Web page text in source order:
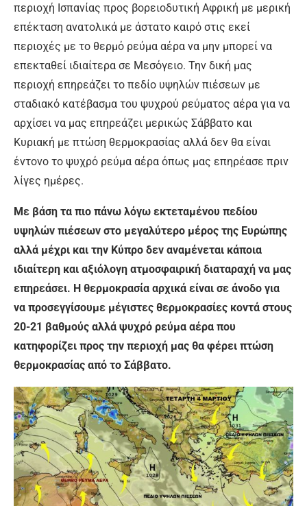
περιοχή Ισπανίας προς βορειοδυτική Αφρική με μερική
επέκταση ανατολικά με άστατο καιρό στις εκεί
περιοχές με το θερμό ρεύμα αέρα να μην μπορεί να
επεκταθεί ιδιαίτερα σε Μεσόγειο. Την δική μας
περιοχή επηρεάζει το πεδίο υψηλών πιέσεων με
σταδιακό κατέβασμα του ψυχρού ρεύματος αέρα για να
αρχίσει να μας επηρεάζει μερικώς Σάββατο και
Κυριακή με πτώση θερμοκρασίας αλλά δεν θα είναι
έντονο το ψυχρό ρεύμα αέρα όπως μας επηρέασε πριν
λίγες ημέρες.
Με βάση τα πιο πάνω λόγω εκτεταμένου πεδίου
υψηλών πιέσεων στο μεγαλύτερο μέρος της Ευρώπης
αλλά μέχρι και την Κύπρο δεν αναμένεται κάποια
ιδιαίτερη και αξιόλογη ατμοσφαιρική διαταραχή να μας
επηρεάσει. Η θερμοκρασία αρχικά είναι σε άνοδο για
να προσεγγίσουμε μέγιστες θερμοκρασίες κοντά στους
20-21 βαθμούς αλλά ψυχρό ρεύμα αέρα που
κατηφορίζει προς την περιοχή μας θα φέρει πτώση
θερμοκρασίας από το Σάββατο.